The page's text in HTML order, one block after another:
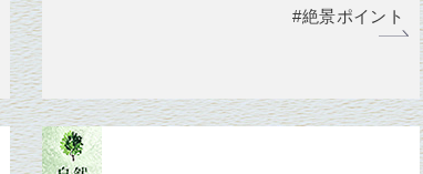
#絶景ポイント